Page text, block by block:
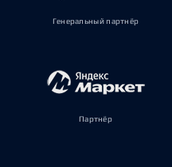
Генеральный партнёр
Партнёр